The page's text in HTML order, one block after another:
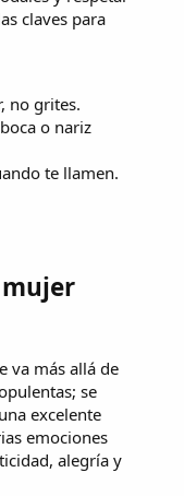
claves para
no grites.
o nariz
te llamen.
va más allá de
se
excelente
emociones
alegría y